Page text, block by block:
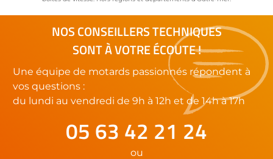
NOS CONSEILLERS TECHNIQUES
SONT À VOTRE ÉCOUTE !
Une équipe de motards passionnés répondent à
vos questions :
du lundi au vendredi de 9h à 12h et de 14h à 17h
05 63 42 21 24
ou